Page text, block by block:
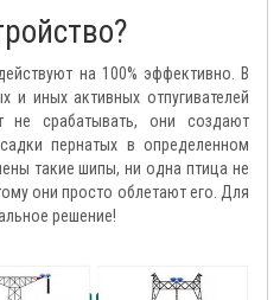
на 100% эффективно. В
и иных активных отпугивателей
не срабатывать, они создают
пернатых в определенном
такие шипы, ни одна птица не
они просто облетают его. Для
решение!